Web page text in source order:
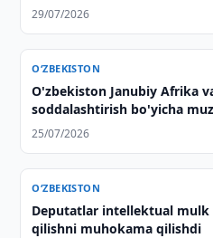
29/07/2026
O‘ZBEKISTON
O'zbekiston Janubiy Afrika
soddalashtirish bo'yicha
25/07/2026
O‘ZBEKISTON
Deputatlar intellektual
qilishni muhokama qilishdi